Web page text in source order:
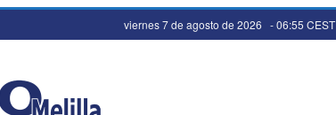
viernes 7 de agosto de 2026 - 06:55 CEST